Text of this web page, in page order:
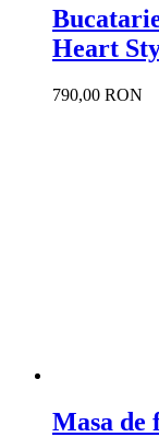
Heart
790,00 RON
Masa de